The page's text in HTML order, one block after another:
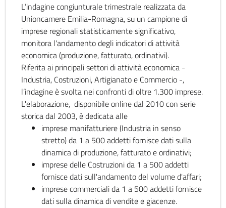
L’indagine congiunturale trimestrale realizzata da
Unioncamere Emilia-Romagna, su un campione di
imprese regionali statisticamente significativo,
monitora l'andamento degli indicatori di attività
economica (produzione, fatturato, ordinativi).
Riferita ai principali settori di attività economica -
Industria, Costruzioni, Artigianato e Commercio -,
l’indagine è svolta nei confronti di oltre 1.300 imprese.
L'elaborazione, disponibile online dal 2010 con serie
storica dal 2003, è dedicata alle
imprese manifatturiere (Industria in senso
stretto) da 1 a 500 addetti fornisce dati sulla
dinamica di produzione, fatturato e ordinativi;
imprese delle Costruzioni da 1 a 500 addetti
fornisce dati sull'andamento del volume d'affari;
imprese commerciali da 1 a 500 addetti fornisce
dati sulla dinamica di vendite e giacenze.